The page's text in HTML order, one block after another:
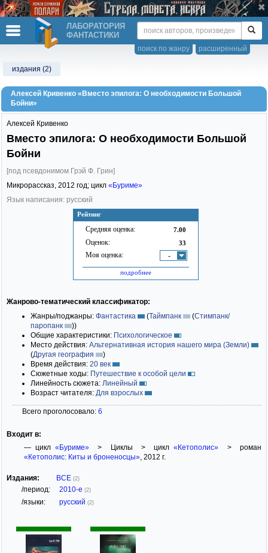
ЛАБОРАТОРИЯ
ФАНТАСТИКИ
расширенный
поиск по жанру
издания (2)
Алексей Кривенко «Вместо эпилога: О необходимости Большой
Бойни»
Рейтинг
Средняя оценка: 7.00
Оценок: 33
Моя оценка: -
подробнее
Алексей Кривенко
Вместо эпилога: О необходимости Большой
Бойни
[под псевдонимом Грэй Ф. Грин]
Микрорассказ, 2012 год; цикл «Буриме»
Язык написания: русский
Жанрово-тематический классификатор:
Жанры/поджанры: Фантастика (Таймпанк (Стимпанк/
паропанк
))
Общие характеристики: Психологическое
Место действия: Альтернативная история нашего мира (Земли)
(Другая география
)
Время действия: 20 век
Сюжетные ходы: Путешествие к особой цели
Линейность сюжета: Линейный
Возраст читателя: Для взрослых
Всего проголосовало: 6
Входит в:
— цикл«Буриме» > Циклы > цикл«Кетополис» > роман
«Кетополис: Киты и броненосцы», 2012 г.
Издания: ВСЕ (2)
/период: 2010-е (2)
/языки: русский (2)